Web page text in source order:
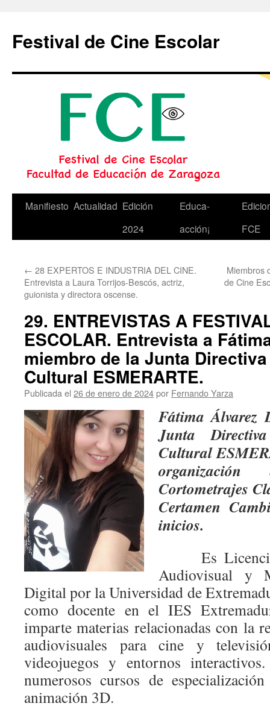
Festival de Cine Escolar
Saltar
Manifiesto Actualidad Edición
2024
Educa-
acción¡
FCE
← 28 EXPERTOS E INDUSTRIA DEL CINE.
Entrevista a Laura Torrijos-Bescós, actriz,
guionista y directora oscense.
Miembros
de Cine
29. ENTREVISTAS A
ESCOLAR. Entrevista a
miembro de la Junta
Cultural ESMERARTE.
Publicada el 26 de enero de 2024por Fernando Yarza
Fátima Álvarez
Junta
Cultural
Cortometrajes
Certamen
inicios.
Es
Audiovisual y
Digital por la Universidad de
como docente en el IES
imparte materias relacionadas con la
audiovisuales para cine y
videojuegos y entornos
numerosos cursos de
animación 3D.